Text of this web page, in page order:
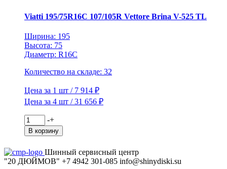
TL
Viatti 195/75R16C 107/105R Vettore Brina V-525 TL
Ширина: 195
Высота: 75
Диаметр: R16C
Количество на складе: 32
Цена за 1 шт / 7 914 ₽
Цена за 4 шт / 31 656 ₽
Количество
товара
Viatti
107/105R
Vettore
-+
В корзину
Шинный сервисный центр
"20 ДЮЙМОВ" +7 4942 301-085 info@shinydiski.su